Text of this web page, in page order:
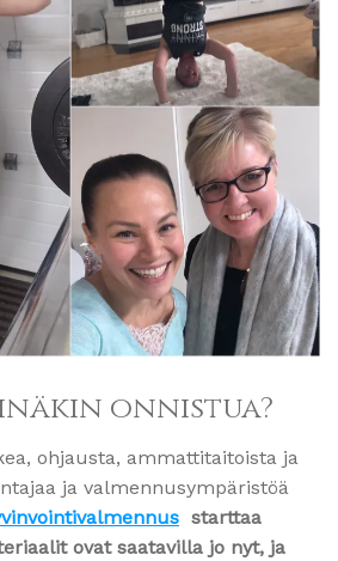
onnistua?
ohjausta, ammattitaitoista ja
ja valmennusympäristöä
starttaa
ovat saatavilla jo nyt, ja